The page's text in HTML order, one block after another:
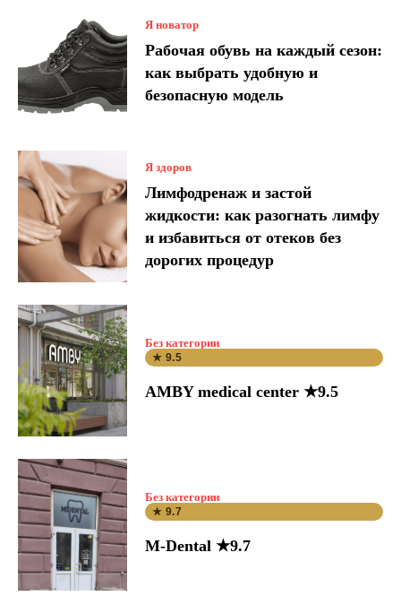
Я новатор
Рабочая обувь на каждый сезон:
как выбрать удобную и
безопасную модель
Я здоров
Лимфодренаж и застой
жидкости: как разогнать лимфу
и избавиться от отеков без
дорогих процедур
Без категории
★ 9.5
AMBY medical center ★9.5
Без категории
★ 9.7
M-Dental ★9.7